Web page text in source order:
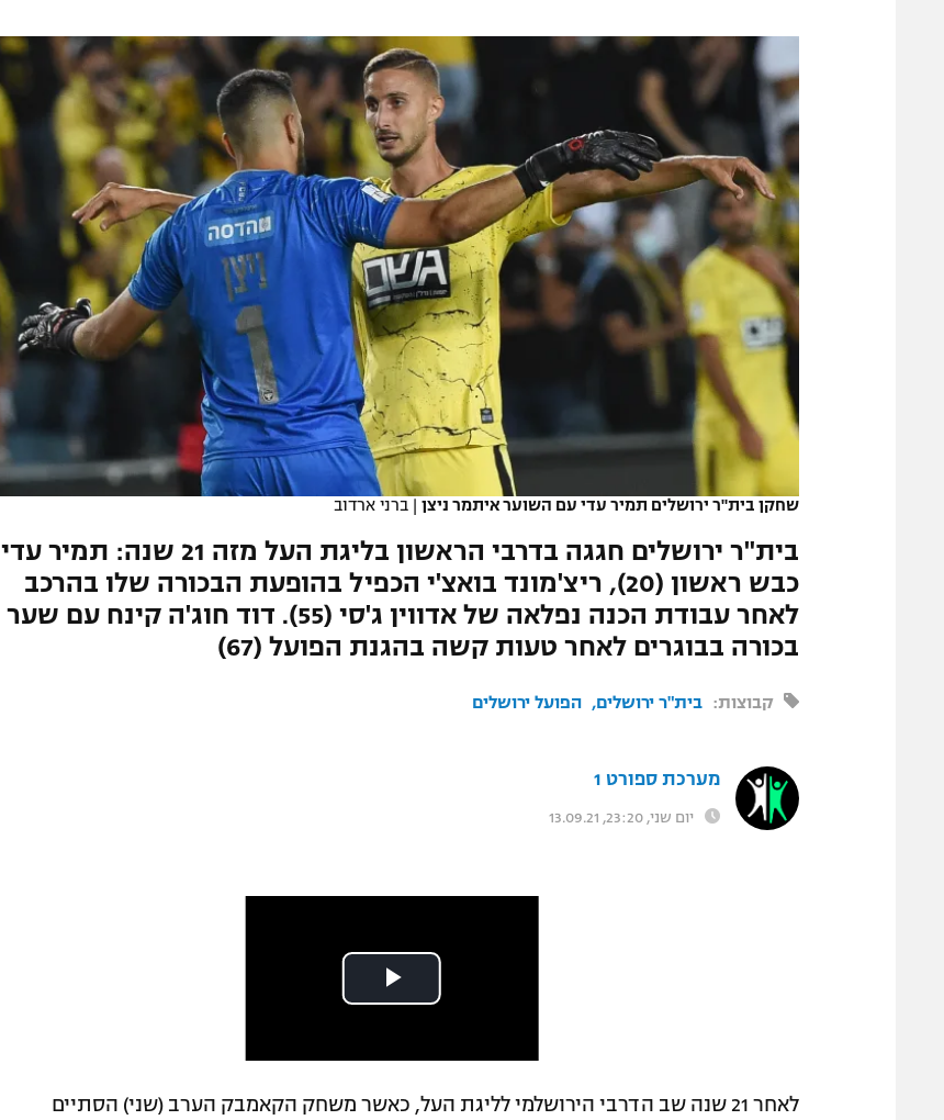
תקנון משתתפים וזוכים בפרסים
תקנון עבור פעילות אלקטרה
תקנון עבור פעילות ספורט 1 – "מרלן"
טניס
גיימינג E-Sports
תנאי שימוש
מדיניות פרטיות
תקנון פעילות ספורט 1
רשיון להקרנה פומבית לבית עסק
הצטרפות לחבילת הערוצים
לוח דרושים – ג'ובנט
המגזין
הפועל תל אביב
הפועל חיפה
הפועל באר שבע
מכבי נתניה
בני יהודה
ליגה סינית
ליגה ברזילאית
ליגות נוספות
שחקן בית"ר ירושלים תמיר עדי עם השוער איתמר ניצן | ברני ארדוב
בית"ר ירושלים חגגה בדרבי הראשון בליגת העל מזה 21 שנה: תמיר עדי
כבש ראשון (20), ריצ'מונד בואצ'י הכפיל בהופעת הבכורה שלו בהרכב
לאחר עבודת הכנה נפלאה של אדווין ג'סי (55). דוד חוג'ה קינח עם שער
בכורה בבוגרים לאחר טעות קשה בהגנת הפועל (67)
קבוצות: בית"ר ירושלים הפועל ירושלים
מערכת ספורט 1
יום שני, 23:20, 13.09.21
לאחר 21 שנה שב הדרבי הירושלמי לליגת העל, כאשר משחק הקאמבק הערב (שני) הסתיים